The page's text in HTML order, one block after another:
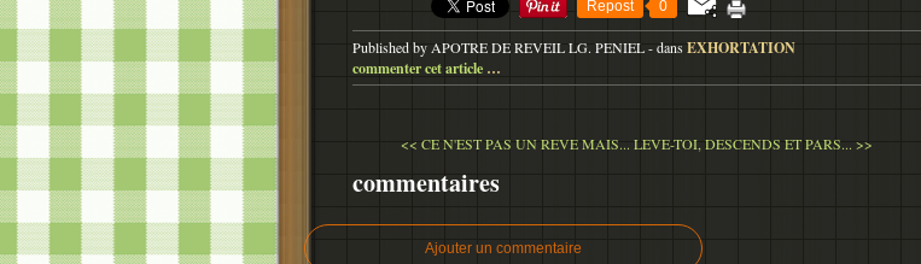
Repost 0
Published by APOTRE DE REVEIL LG. PENIEL-dansEXHORTATION
commenter cet article …
<< CE N'EST PAS UN REVE MAIS... LEVE-TOI, DESCENDS ET PARS... >>
commentaires
Ajouter un commentaire